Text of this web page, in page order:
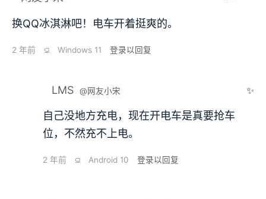
换QQ冰淇淋吧！电车开着挺爽的。
2 年前 ⫑ Windows 11 登录以回复
LMS @网友小宋 ✨
自己没地方充电，现在开电车是真要抢车
位，不然充不上电。
2 年前 ⫑ Android 10 登录以回复